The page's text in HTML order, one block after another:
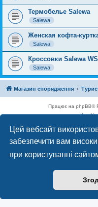
Цей вебсайт
забезпечити вам
при користуванні
Термобелье Salewa
Salewa
Женская кофта-
Salewa
Кроссовки Salewa
Salewa
Магазин спорядження
Працює на phpBB®